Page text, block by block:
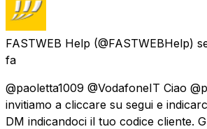
FASTWEB Help (@FASTWEBHelp)
fa
@paoletta1009 @VodafoneIT Ciao
invitiamo a cliccare su segui e
DM indicandoci il tuo codice cliente.